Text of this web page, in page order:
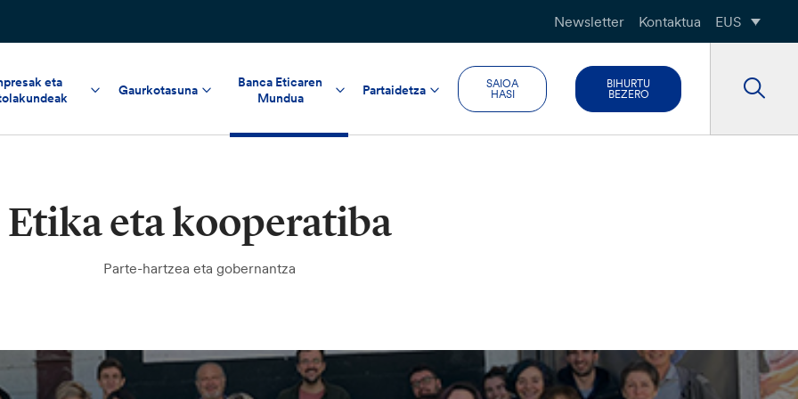
Newsletter Kontaktua EUS
eta
Gaurkotasuna
Banca Eticaren
Mundua
Partaidetza
SAIOA
HASI
BIHURTU
BEZERO
Etika eta kooperatiba
Parte-hartzea eta gobernantza